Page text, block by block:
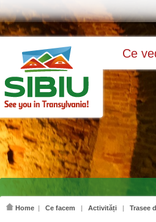
Ce
Home | Ce facem | Activități | Trasee